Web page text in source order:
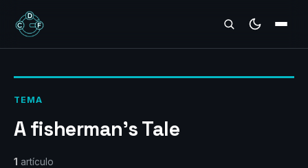
REVIEWS
TEMA
A fisherman's Tale
1 artículo